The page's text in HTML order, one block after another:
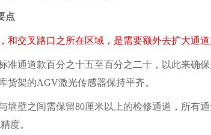
点
交叉路口之所在区域，是需要额外去扩大通道
通道款百分之十五至百分之二十，以此来确
货架的AGV激光传感器保持平齐。
墙壁之间需保留80厘米以上的检修通道，所有
度。